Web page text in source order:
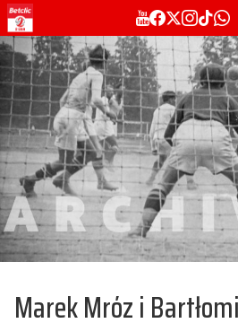
Marek Mróz i